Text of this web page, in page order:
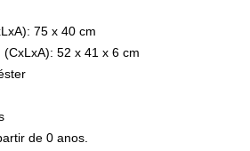
75 x 40 cm
(CxLxA): 52 x 41 x 6 cm
de 0 anos.